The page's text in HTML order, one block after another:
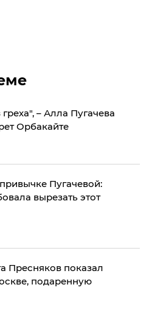
– Алла Пугачева
Орбакайте
Пугачевой:
вырезать этот
Пресняков показал
подаренную